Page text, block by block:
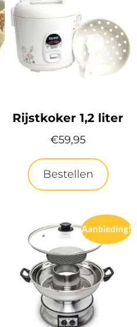
Rijstkoker 1,2 liter
€59,95
Bestellen
Aanbieding!